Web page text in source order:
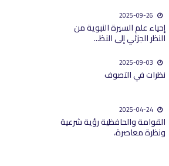
إحياء علم السيرة النبوية من
النظر الجزئي إلى النظ...
نظرات في التصوف
2025-04-24
القوامة والحافظية رؤية شرعية
ونظرة معاصرة،